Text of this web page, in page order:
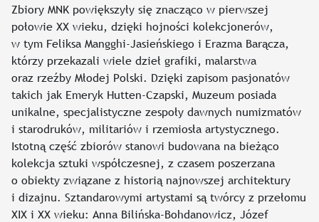
Zbiory MNK powiększyły się znacząco w pierwszej
połowie XX wieku, dzięki hojności kolekcjonerów,
w tym Feliksa Mangghi-Jasieńskiego i Erazma Barącza,
którzy przekazali wiele dzieł grafiki, malarstwa
oraz rzeźby Młodej Polski. Dzięki zapisom pasjonatów
takich jak Emeryk Hutten-Czapski, Muzeum posiada
unikalne, specjalistyczne zespoły dawnych numizmatów
i starodruków, militariów i rzemiosła artystycznego.
Istotną część zbiorów stanowi budowana na bieżąco
kolekcja sztuki współczesnej, z czasem poszerzana
o obiekty związane z historią najnowszej architektury
i dizajnu. Sztandarowymi artystami są twórcy z przełomu
XIX i XX wieku: Anna Bilińska-Bohdanowicz, Józef